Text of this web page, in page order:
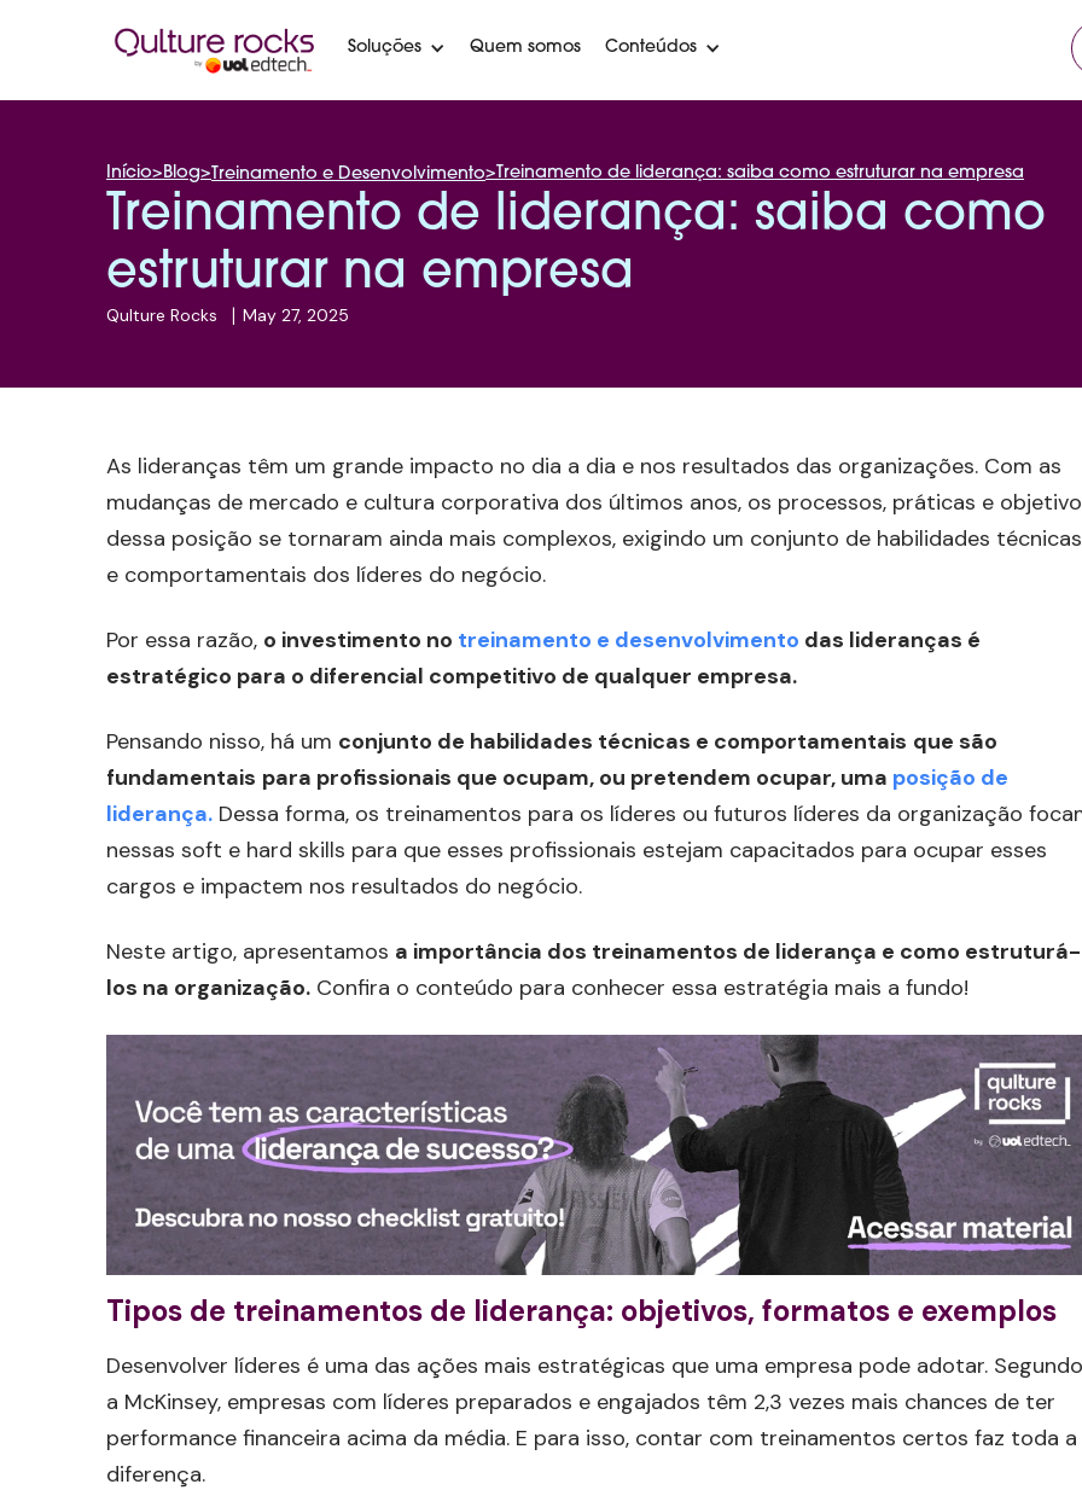
Soluções Quem somos Conteúdos
Início>Blog> Treinamento e Desenvolvimento> Treinamento de liderança: saiba como estruturar na empresa
Treinamento de liderança: saiba como
estruturar na empresa
Qulture Rocks | May 27, 2025
As lideranças têm um grande impacto no dia a dia e nos resultados das organizações. Com as
mudanças de mercado e cultura corporativa dos últimos anos, os processos, práticas e
dessa posição se tornaram ainda mais complexos, exigindo um conjunto de habilidades técnicas
e comportamentais dos líderes do negócio.
Por essa razão, o investimento no treinamento e desenvolvimento das lideranças é
estratégico para o diferencial competitivo de qualquer empresa.
Pensando nisso, há um conjunto de habilidades técnicas e comportamentais que são
fundamentais para profissionais que ocupam, ou pretendem ocupar, uma posição de
liderança. Dessa forma, os treinamentos para os líderes ou futuros líderes da organização
nessas soft e hard skills para que esses profissionais estejam capacitados para ocupar esses
cargos e impactem nos resultados do negócio.
Neste artigo, apresentamos a importância dos treinamentos de liderança e como estruturá-
los na organização. Confira o conteúdo para conhecer essa estratégia mais a fundo!
Tipos de treinamentos de liderança: objetivos, formatos e exemplos
Desenvolver líderes é uma das ações mais estratégicas que uma empresa pode adotar. Segundo
a McKinsey, empresas com líderes preparados e engajados têm 2,3 vezes mais chances de ter
performance financeira acima da média. E para isso, contar com treinamentos certos faz toda a
diferença.